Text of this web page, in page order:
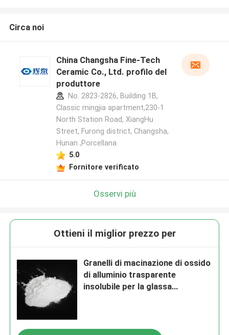
Circa noi
China Changsha Fine-Tech
Ceramic Co., Ltd. profilo del
produttore
No. 2823-2826, Building 1B,
Classic mingjia apartment,230-1
North Station Road, XiangHu
Street, Furong district, Changsha,
Hunan ,Porcellana
5.0
Fornitore verificato
Osservi più
Ottieni il miglior prezzo per
Granelli di macinazione di ossido
di alluminio trasparente
insolubile per la glassa